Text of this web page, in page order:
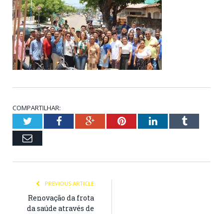
COMPARTILHAR:
TwitterFacebookGoogle+PinterestLinkedInTumblr
Email
PREVIOUS ARTICLE
Renovação da frota
da saúde através de